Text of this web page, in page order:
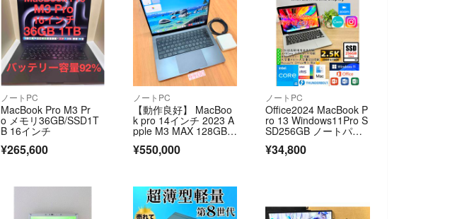
ノートPC
MacBook Pro M3 Pr
o メモリ36GB/SSD1T
B 16インチ
¥265,600
ノートPC
【動作良好】 MacBoo
k pro 14インチ 2023 A
pple M3 MAX 128GB 1
TB
¥550,000
ノートPC
Office2024 MacBook P
ro 13 Windows11Pro S
SD256GB ノートパソ
コンPC Apple軽量
¥34,800